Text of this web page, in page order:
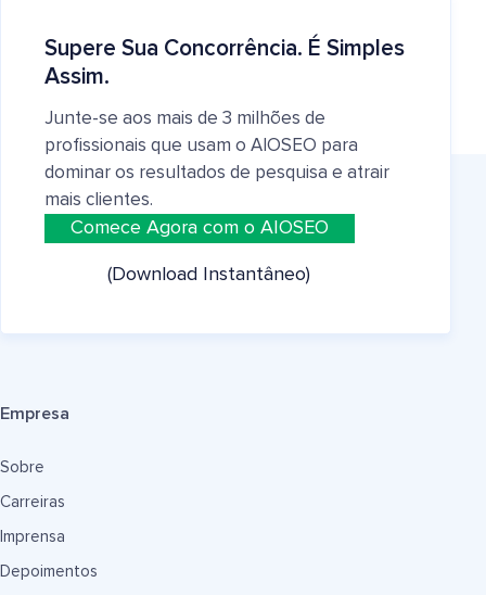
Supere Sua Concorrência. É Simples
Assim.
Junte-se aos mais de 3 milhões de
profissionais que usam o AIOSEO para
dominar os resultados de pesquisa e atrair
mais clientes.
Comece Agora com o AIOSEO
(Download Instantâneo)
Empresa
Sobre
Carreiras
Imprensa
Depoimentos